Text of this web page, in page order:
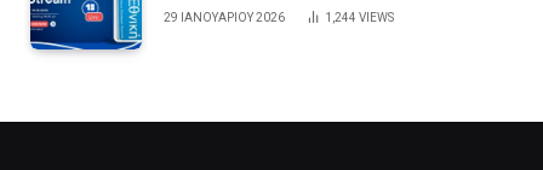
29 ΙΑΝΟΥΑΡΊΟΥ 2026 1,244 VIEWS